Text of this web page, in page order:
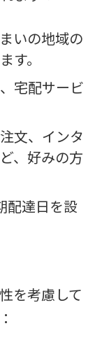
いの地域の
す。
宅配サービ
文、インタ
、好みの方
配達日を設
を考慮して